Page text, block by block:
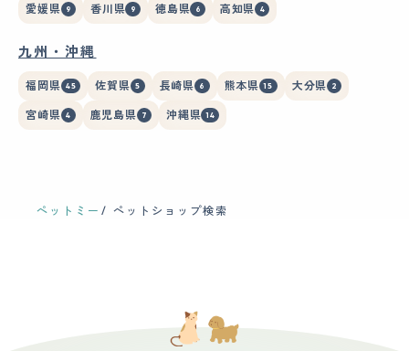
愛媛県 9 香川県 9 徳島県 6 高知県 4
九州・沖縄
福岡県 45 佐賀県 5 長崎県 6 熊本県 15 大分県 2
宮崎県 4 鹿児島県 7 沖縄県 14
ペットミー ペットショップ検索